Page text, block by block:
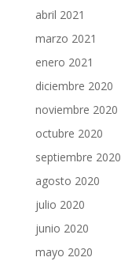
abril 2021
marzo 2021
enero 2021
diciembre 2020
noviembre 2020
octubre 2020
septiembre 2020
agosto 2020
julio 2020
junio 2020
mayo 2020